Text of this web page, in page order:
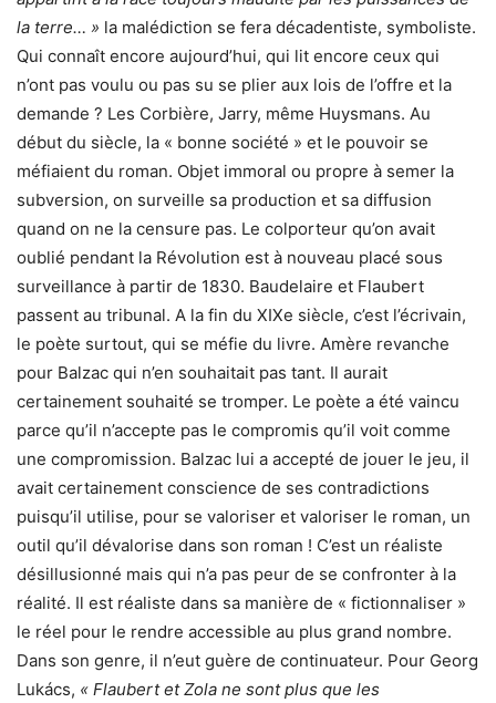
la terre… » la malédiction se fera décadentiste, symboliste.
Qui connaît encore aujourd’hui, qui lit encore ceux qui
n’ont pas voulu ou pas su se plier aux lois de l’offre et la
demande ? Les Corbière, Jarry, même Huysmans. Au
début du siècle, la « bonne société » et le pouvoir se
méfiaient du roman. Objet immoral ou propre à semer la
subversion, on surveille sa production et sa diffusion
quand on ne la censure pas. Le colporteur qu’on avait
oublié pendant la Révolution est à nouveau placé sous
surveillance à partir de 1830. Baudelaire et Flaubert
passent au tribunal. A la fin du XIXe siècle, c’est l’écrivain,
le poète surtout, qui se méfie du livre. Amère revanche
pour Balzac qui n’en souhaitait pas tant. Il aurait
certainement souhaité se tromper. Le poète a été vaincu
parce qu’il n’accepte pas le compromis qu’il voit comme
une compromission. Balzac lui a accepté de jouer le jeu, il
avait certainement conscience de ses contradictions
puisqu’il utilise, pour se valoriser et valoriser le roman, un
outil qu’il dévalorise dans son roman ! C’est un réaliste
désillusionné mais qui n’a pas peur de se confronter à la
réalité. Il est réaliste dans sa manière de « fictionnaliser »
le réel pour le rendre accessible au plus grand nombre.
Dans son genre, il n’eut guère de continuateur. Pour Georg
Lukács, « Flaubert et Zola ne sont plus que les